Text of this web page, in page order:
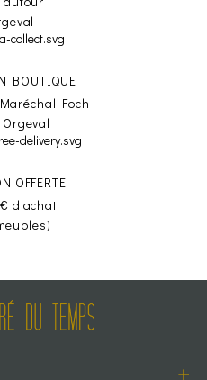
BOUTIQUE
Foch
OFFERTE
d'achat